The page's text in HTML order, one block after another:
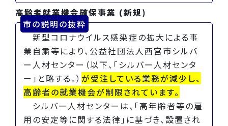
高齢者就業機会確保事業 (新規)
市の説明の抜粋
新型コロナウイルス感染症の拡大による事
業自粛等により、公益社団法人西宮市シルバ
ー人材センター（以下、「シルバー人材センタ
ー」と略する。） が受注している業務が減少し、
高齢者の就業機会が制限されています。
シルバー人材センターは、「高年齢者等の雇
用の安定等に関する法律」に基づき、設置され